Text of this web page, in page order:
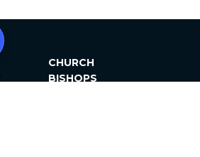
CHURCH
BISHOPS